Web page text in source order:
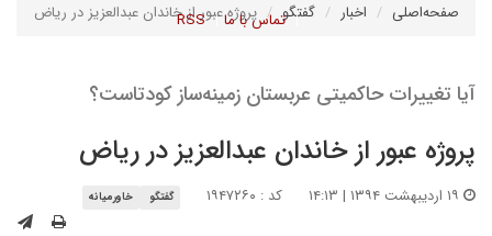
تماس با ما RSS صفحه‌اصلی اخبار گفتگو پروژه عبور از خاندان عبدالعزیز در ریاض
آیا تغییرات حاکمیتی عربستان زمینه‌ساز کودتاست؟
پروژه عبور از خاندان عبدالعزیز در ریاض
کد : ۱۹۴۷۲۶۰ گفتگو خاورمیانه